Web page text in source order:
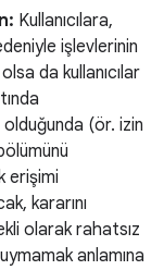
Kullanıcılara,
işlevlerinin
da kullanıcılar
olduğunda (ör. izin
erişimi
kararını
olarak rahatsız
anlamına